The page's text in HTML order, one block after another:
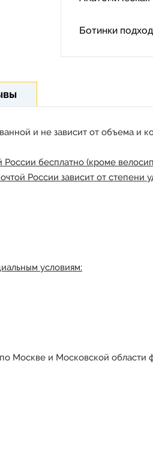
Ботинки
и не зависит от объема и
России бесплатно (кроме
России зависит от степени
условиям:
Москве и Московской области